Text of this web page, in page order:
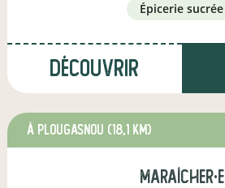
épicerie sucrée
Découvrir
à Plougasnou (18,1 km)
maraîcher·e